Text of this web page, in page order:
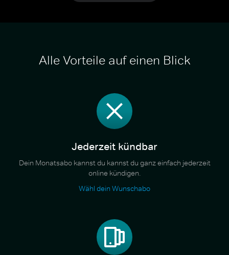
Alle Vorteile auf einen Blick
Jederzeit kündbar
Dein Monatsabo kannst du kannst du ganz einfach jederzeit
online kündigen.
Wähl dein Wunschabo